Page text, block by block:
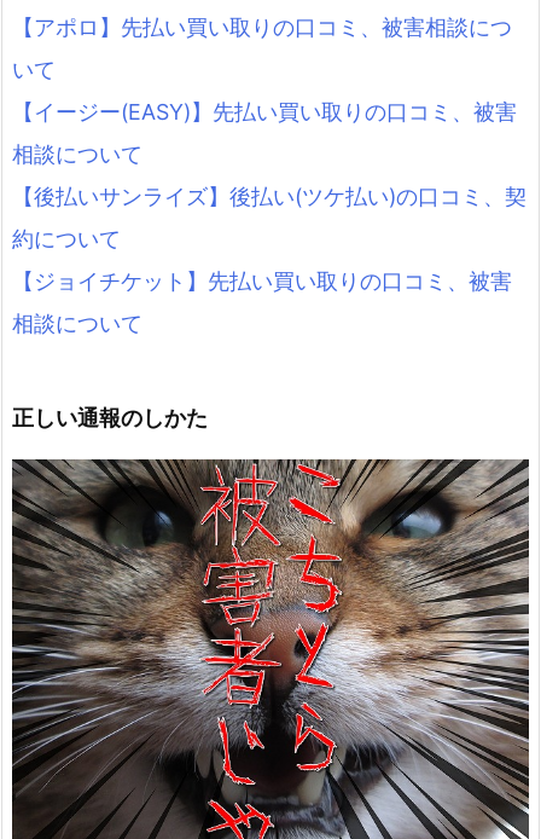
【アポロ】先払い買い取りの口コミ、被害相談につ
いて
【イージー(EASY)】先払い買い取りの口コミ、被害
相談について
【後払いサンライズ】後払い(ツケ払い)の口コミ、契
約について
【ジョイチケット】先払い買い取りの口コミ、被害
相談について
正しい通報のしかた